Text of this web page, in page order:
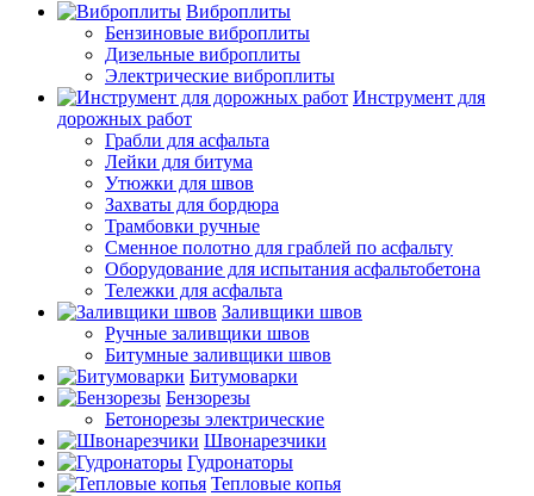
Виброплиты
Бензиновые виброплиты
Дизельные виброплиты
Электрические виброплиты
Инструмент для
дорожных работ
Грабли для асфальта
Лейки для битума
Утюжки для швов
Захваты для бордюра
Трамбовки ручные
Сменное полотно для граблей по асфальту
Оборудование для испытания асфальтобетона
Тележки для асфальта
Заливщики швов
Ручные заливщики швов
Битумные заливщики швов
Битумоварки
Бензорезы
Бетонорезы электрические
Швонарезчики
Гудронаторы
Тепловые копья